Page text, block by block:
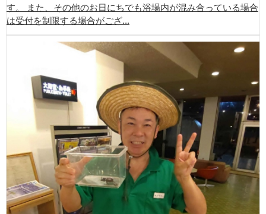
す。 また、その他のお日にちでも浴場内が混み合っている場合
は受付を制限する場合がござ...